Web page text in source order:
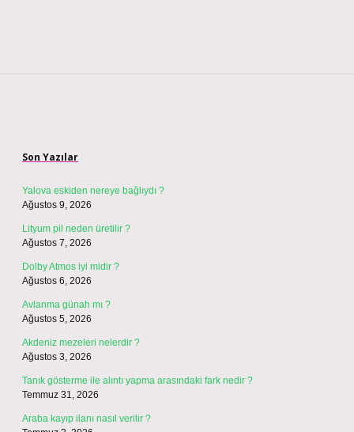
Son Yazılar
Yalova eskiden nereye bağlıydı ?
Ağustos 9, 2026
Lityum pil neden üretilir ?
Ağustos 7, 2026
Dolby Atmos iyi midir ?
Ağustos 6, 2026
Avlanma günah mı ?
Ağustos 5, 2026
Akdeniz mezeleri nelerdir ?
Ağustos 3, 2026
Tanık gösterme ile alıntı yapma arasındaki fark nedir ?
Temmuz 31, 2026
Araba kayıp ilanı nasıl verilir ?